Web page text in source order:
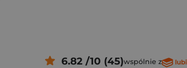
6.82 /10 (45)wspólnie z